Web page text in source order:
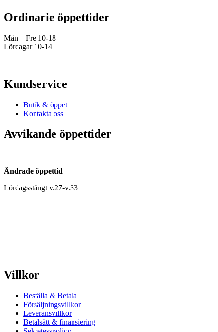
Ordinarie öppettider
Mån – Fre 10-18
Lördagar 10-14
Kundservice
Butik & öppet
Kontakta oss
Avvikande öppettider
Ändrade öppettid
Lördagsstängt v.27-v.33
Villkor
Beställa & Betala
Försäljningsvillkor
Leveransvillkor
Betalsätt & finansiering